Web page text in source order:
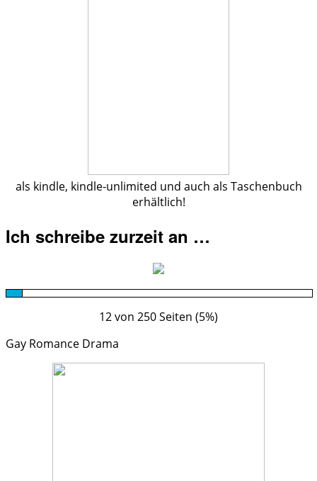
als kindle, kindle-unlimited und auch als Taschenbuch
erhältlich!
Ich schreibe zurzeit an …
12 von 250 Seiten (5%)
Gay Romance Drama